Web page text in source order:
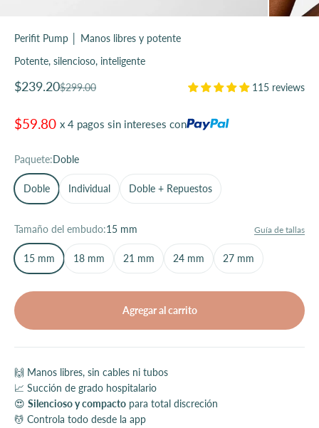
Perifit Pump │ Manos libres y potente
Potente, silencioso, inteligente
Precio de oferta
$239.20Precio normal
$299.00 115 reviews
$59.80 x 4 pagos sin intereses con
Paquete:Doble
Doble Individual Doble + Repuestos
Tamaño del embudo:15 mm Guía de tallas
15 mm 18 mm 21 mm 24 mm 27 mm
Agregar al carrito
🙌 Manos libres, sin cables ni tubos
📈 Succión de grado hospitalario
😍 Silencioso y compacto para total discreción
💆 Controla todo desde la app